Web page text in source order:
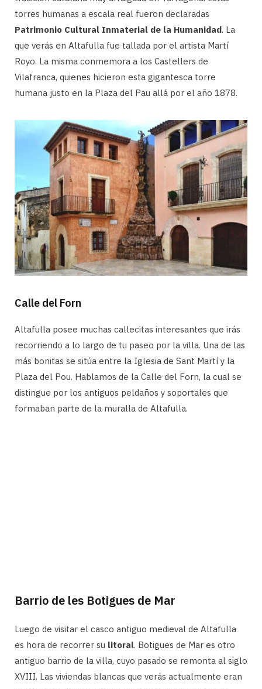
torres humanas a escala real fueron declaradas
Patrimonio Cultural Inmaterial de la Humanidad. La
que verás en Altafulla fue tallada por el artista Martí
Royo. La misma conmemora a los Castellers de
Vilafranca, quienes hicieron esta gigantesca torre
humana justo en la Plaza del Pau allá por el año 1878.
Calle del Forn
Altafulla posee muchas callecitas interesantes que irás
recorriendo a lo largo de tu paseo por la villa. Una de las
más bonitas se sitúa entre la Iglesia de Sant Martí y la
Plaza del Pou. Hablamos de la Calle del Forn, la cual se
distingue por los antiguos peldaños y soportales que
formaban parte de la muralla de Altafulla.
Barrio de les Botigues de Mar
Luego de visitar el casco antiguo medieval de Altafulla
es hora de recorrer su litoral. Botigues de Mar es otro
antiguo barrio de la villa, cuyo pasado se remonta al siglo
XVIII. Las viviendas blancas que verás actualmente eran